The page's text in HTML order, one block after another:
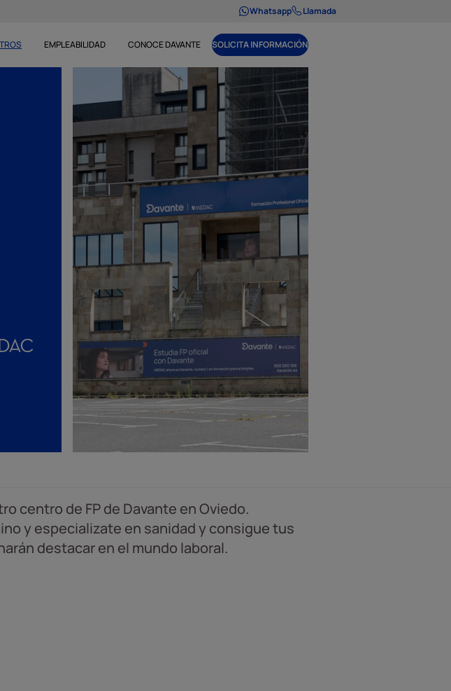
Whatsapp Llamada
EMPLEABILIDAD CONOCE DAVANTE SOLICITA INFORMACIÓN
centro de FP de Davante en Oviedo.
y especializate en sanidad y consigue tus
destacar en el mundo laboral.